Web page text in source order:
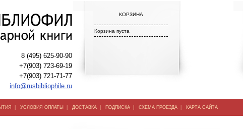
8 (495) 625-90-90
+7(903) 723-69-19
+7(903) 721-71-77
info@rusbibliophile.ru
КОРЗИНА
Корзина пуста
| УСЛОВИЯ ОПЛАТЫ | ДОСТАВКА | ПОДПИСКА | СХЕМА ПРОЕЗДА | КАРТА САЙТА